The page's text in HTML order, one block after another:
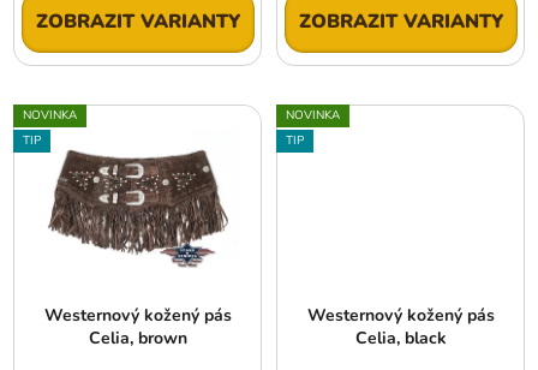
ZOBRAZIT VARIANTY ZOBRAZIT VARIANTY
NOVINKA
TIP
Westernový kožený pás
Celia, brown
NOVINKA
TIP
Westernový kožený pás
Celia, black